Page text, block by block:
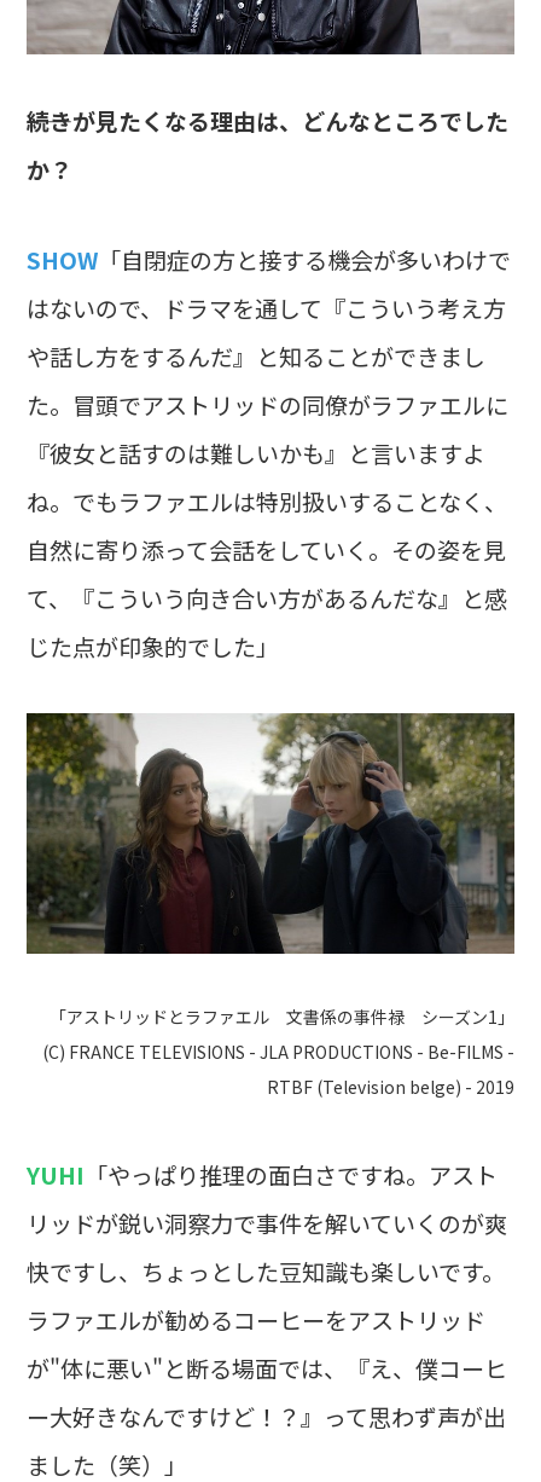
――続きが見たくなる理由は、どんなところでした
か？
SHOW 「自閉症の方と接する機会が多いわけで
はないので、ドラマを通して『こういう考え方
や話し方をするんだ』と知ることができまし
た。冒頭でアストリッドの同僚がラファエルに
『彼女と話すのは難しいかも』と言いますよ
ね。でもラファエルは特別扱いすることなく、
自然に寄り添って会話をしていく。その姿を見
て、『こういう向き合い方があるんだな』と感
じた点が印象的でした」
「アストリッドとラファエル 文書係の事件禄 シーズン1」
(C) FRANCE TELEVISIONS - JLA PRODUCTIONS - Be-FILMS -
RTBF (Television belge) - 2019
YUHI 「やっぱり推理の面白さですね。アスト
リッドが鋭い洞察力で事件を解いていくのが爽
快ですし、ちょっとした豆知識も楽しいです。
ラファエルが勧めるコーヒーをアストリッド
が"体に悪い"と断る場面では、『え、僕コーヒ
ー大好きなんですけど！？』って思わず声が出
ました（笑）」